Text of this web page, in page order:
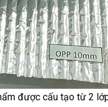
được cấu tạo từ 2